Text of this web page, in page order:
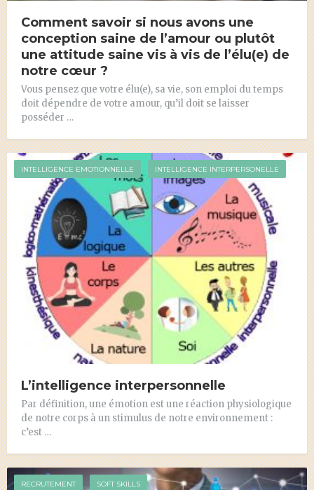
Comment savoir si nous avons une
conception saine de l’amour ou plutôt
une attitude saine vis à vis de l’élu(e) de
notre cœur ?
Vous pensez que votre élu(e), sa vie, son emploi du temps
doit dépendre de votre amour, qu’il doit se laisser
posséder …
INTELLIGENCE EMOTIONNELLE INTELLIGENCE INTERPERSONELLE
L’intelligence interpersonnelle
Par définition, une émotion est une réaction physiologique
de notre corps à un stimulus de notre environnement :
c’est …
RECRUTEMENT SOFT SKILLS